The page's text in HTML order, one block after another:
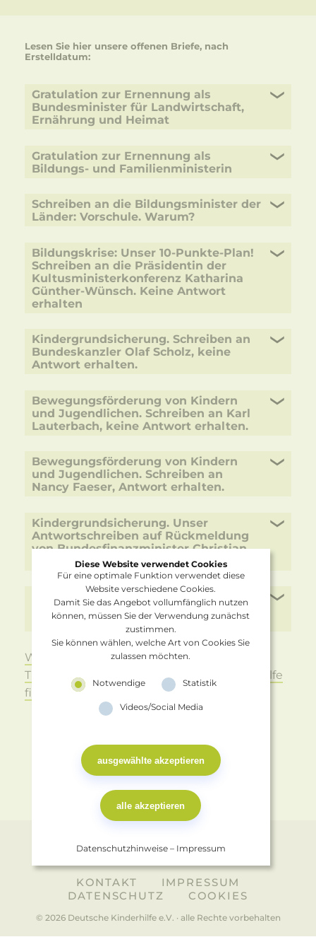
Lesen Sie hier unsere offenen Briefe, nach
Erstelldatum:
Gratulation zur Ernennung als
Bundesminister für Landwirtschaft,
Ernährung und Heimat
Gratulation zur Ernennung als
Bildungs- und Familienministerin
Schreiben an die Bildungsminister der
Länder: Vorschule. Warum?
Bildungskrise: Unser 10-Punkte-Plan!
Schreiben an die Präsidentin der
Kultusministerkonferenz Katharina
Günther-Wünsch. Keine Antwort
erhalten
Kindergrundsicherung. Schreiben an
Bundeskanzler Olaf Scholz, keine
Antwort erhalten.
Bewegungsförderung von Kindern
und Jugendlichen. Schreiben an Karl
Lauterbach, keine Antwort erhalten.
Bewegungsförderung von Kindern
und Jugendlichen. Schreiben an
Nancy Faeser, Antwort erhalten.
Kindergrundsicherung. Unser
Antwortschreiben auf Rückmeldung
von Bundesfinanzminister Christian
Lindner. Keine Antwort erhalten
Kindergrundsicherung. Unser
Schreiben an Bundesfinanzminister
Christan Lindner. Antwort erhalten.
Weitere Offene Briefe zu anderen
Themenbereichen der Deutschen Kinderhilfe
finden Sie hier:
KONTAKT
IMPRESSUM
DATENSCHUTZ
COOKIES
© 2026 Deutsche Kinderhilfe e.V. · alle Rechte vorbehalten
Diese Website verwendet Cookies
Für eine optimale Funktion verwendet diese
Website verschiedene Cookies.
Damit Sie das Angebot vollumfänglich nutzen
können, müssen Sie der Verwendung zunächst
zustimmen.
Sie können wählen, welche Art von Cookies Sie
zulassen möchten.
Notwendige Statistik
Videos/Social Media
Datenschutzhinweise– Impressum